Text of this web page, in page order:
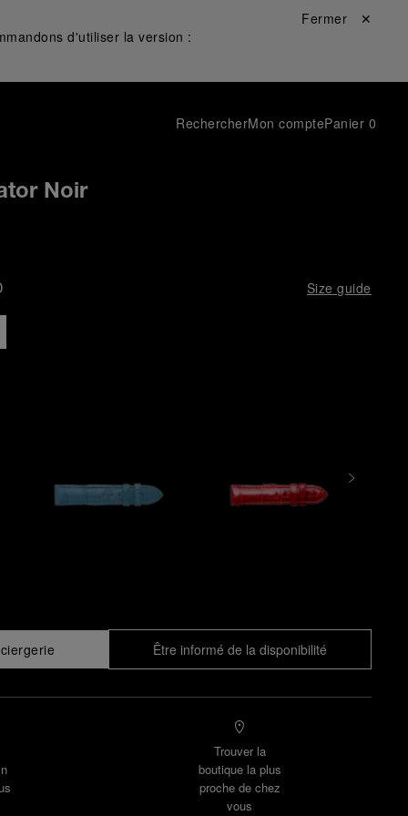
d'utiliser la version :
Fermer ✕
RechercherMon comptePanier 0
Noir
Size guide
Être informé de la disponibilité
Trouver la
boutique la plus
proche de chez
vous